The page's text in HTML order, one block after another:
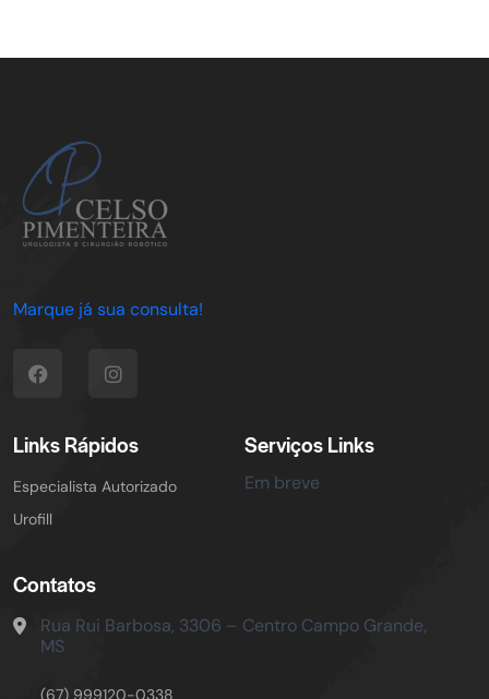
Marque já sua consulta!
Links Rápidos
Especialista Autorizado
Urofill
Serviços Links
Em breve
Contatos
Rua Rui Barbosa, 3306 – Centro Campo Grande,
MS
(67) 999120-0338